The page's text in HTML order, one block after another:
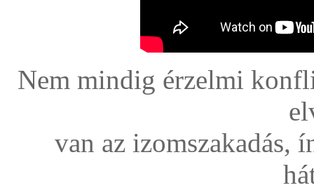
Nem mindig érzelmi
van az izomszakadás,